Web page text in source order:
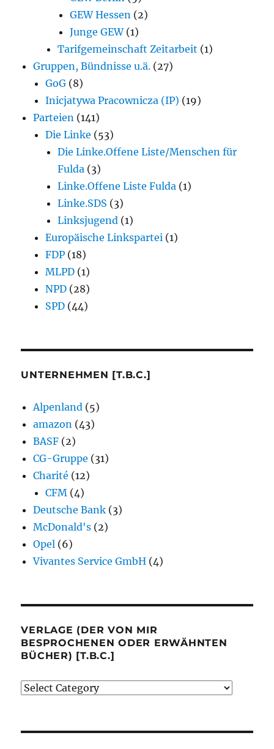
GEW Hessen (2)
Junge GEW(1)
Tarifgemeinschaft Zeitarbeit (1)
Gruppen, Bündnisse u.ä. (27)
GoG (8)
Inicjatywa Pracownicza (IP) (19)
Parteien (141)
Die Linke (53)
Die Linke.Offene Liste/Menschen für
Fulda (3)
Linke.Offene Liste Fulda (1)
Linke.SDS (3)
Linksjugend (1)
Europäische Linkspartei (1)
FDP (18)
MLPD (1)
NPD (28)
SPD (44)
UNTERNEHMEN [T.B.C.]
Alpenland (5)
amazon (43)
BASF (2)
CG-Gruppe (31)
Charité (12)
CFM (4)
Deutsche Bank (3)
McDonald's (2)
Opel (6)
Vivantes Service GmbH (4)
VERLAGE (DER VON MIR
BESPROCHENEN ODER ERWÄHNTEN
BÜCHER) [T.B.C.]
Verlage